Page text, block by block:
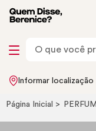
Informar localização
Página Inicial